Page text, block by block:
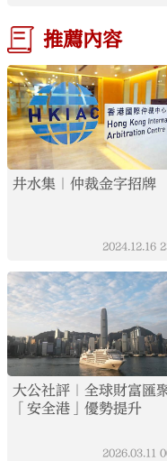
推薦內容
井水集｜仲裁金字招牌
2024.12.16
大公社評｜全球財富匯
「安全港」優勢提升
2026.03.11